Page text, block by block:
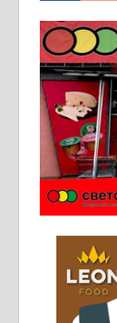
Пружам
у
Ало
Горког
8 до 15